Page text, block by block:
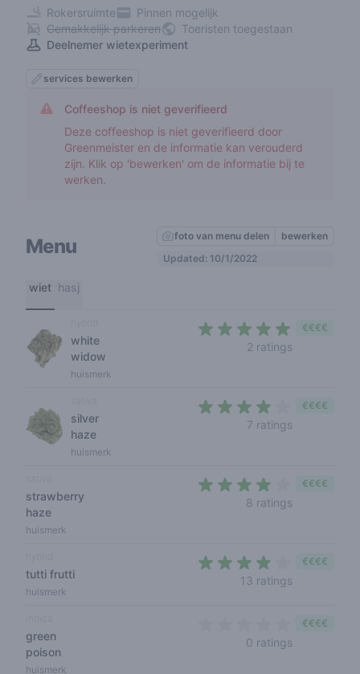
Rokersruimte
Pinnen mogelijk
Gemakkelijk parkeren
Toeristen toegestaan
Deelnemer wietexperiment
services bewerken
Coffeeshop is niet geverifieerd
Deze coffeeshop is niet geverifieerd door
Greenmeister en de informatie kan verouderd
zijn. Klik op 'bewerken' om de informatie bij te
werken.
Menu foto van menu delen
bewerken
Updated: 10/1/2022
wiet hasj
white
widow
huismerk
2 ratings
€€€€
silver
haze
huismerk
7 ratings
€€€€
strawberry
haze
huismerk
8 ratings
€€€€
tutti frutti
huismerk
13 ratings
€€€€
green
poison
huismerk
0 ratings
€€€€